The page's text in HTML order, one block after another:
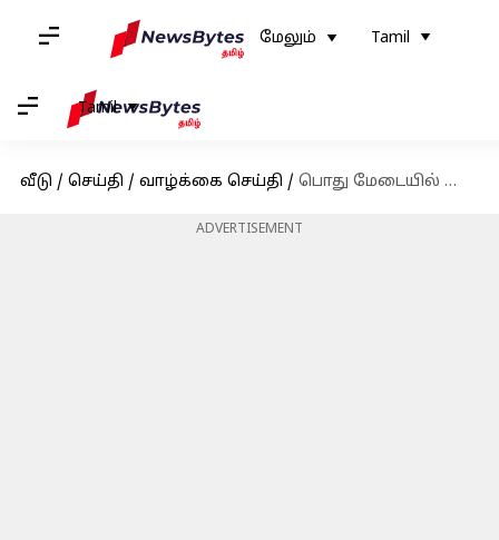
மேலும் Tamil
Tamil
வீடு / செய்தி / வாழ்க்கை செய்தி / பொது மேடையில் பேசுவதற்கு பயமா? இந்த டிப்ஸ்களை பயன்படுத்திக்கொள்ளுங்கள்
ADVERTISEMENT